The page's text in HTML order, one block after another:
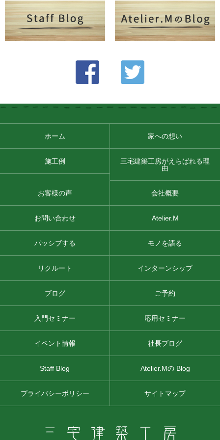
ホーム 家への想い
施工例
三宅建築工房がえらばれる理
由
お客様の声 会社概要
お問い合わせ Atelier.M
パッシブする モノを語る
リクルート インターンシップ
ブログ ご予約
入門セミナー 応用セミナー
イベント情報 社長ブログ
Staff Blog Atelier.Mの Blog
プライバシーポリシー サイトマップ